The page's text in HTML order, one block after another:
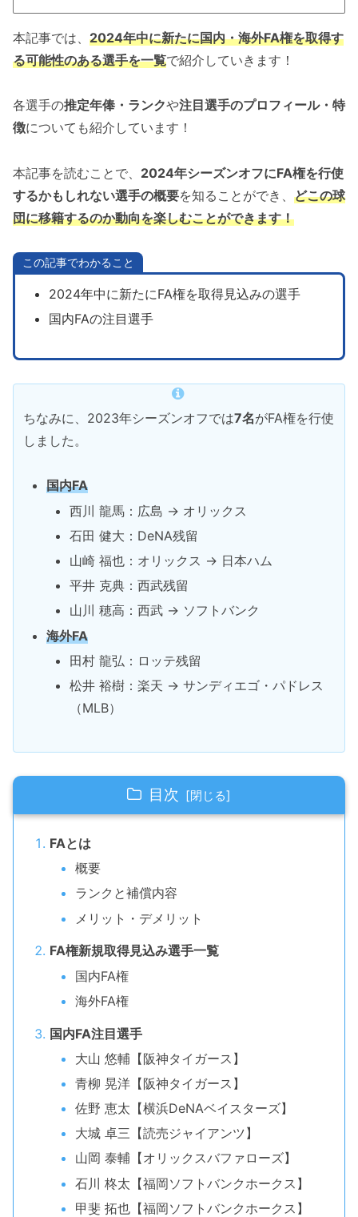
本記事では、 2024年中に新たに国内・海外FA権を取得す
る可能性のある選手を一覧で紹介していきます！
各選手の推定年俸・ランクや注目選手のプロフィール・特
徴についても紹介しています！
本記事を読むことで、 2024年シーズンオフにFA権を行使
するかもしれない選手の概要を知ることができ、 どこの球
団に移籍するのか動向を楽しむことができます！
この記事でわかること
2024年中に新たにFA権を取得見込みの選手
国内FAの注目選手
ちなみに、2023年シーズンオフでは7名がFA権を行使
しました。
国内FA
西川 龍馬：広島 → オリックス
石田 健大：DeNA残留
山崎 福也：オリックス → 日本ハム
平井 克典：西武残留
山川 穂高：西武 → ソフトバンク
海外FA
田村 龍弘：ロッテ残留
松井 裕樹：楽天 → サンディエゴ・パドレス
（MLB）
目次
FAとは
概要
ランクと補償内容
メリット・デメリット
FA権新規取得見込み選手一覧
国内FA権
海外FA権
国内FA注目選手
大山 悠輔【阪神タイガース】
青柳 晃洋【阪神タイガース】
佐野 恵太【横浜DeNAベイスターズ】
大城 卓三【読売ジャイアンツ】
山岡 泰輔【オリックスバファローズ】
石川 柊太【福岡ソフトバンクホークス】
甲斐 拓也【福岡ソフトバンクホークス】